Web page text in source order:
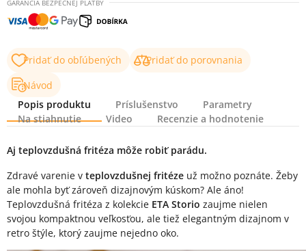
GARANCIA BEZPEČNEJ PLATBY
Pridať do obľúbených
Pridať do porovnania
Návod
Popis produktu
Príslušenstvo
Parametry
Na stiahnutie
Video Recenzie a hodnotenie
Popis produktu
Aj teplovzdušná fritéza môže robiť parádu.
Zdravé varenie v teplovzdušnej fritéze už možno poznáte. Žeby
ale mohla byť zároveň dizajnovým kúskom? Ale áno!
Teplovzdušná fritéza z kolekcie ETA Storio zaujme nielen
svojou kompaktnou veľkosťou, ale tiež elegantným dizajnom v
retro štýle, ktorý zaujme nejedno oko.